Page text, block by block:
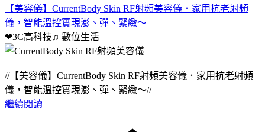
【美容儀】CurrentBody Skin RF射頻美容儀．家用抗老射頻
儀，智能溫控實現澎、彈、緊緻～
❤3C高科技♫ 數位生活
//【美容儀】CurrentBody Skin RF射頻美容儀．家用抗老射頻
儀，智能溫控實現澎、彈、緊緻～//
繼續閱讀